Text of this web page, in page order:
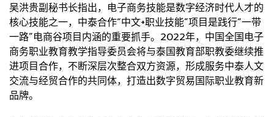
吴洪贵副秘书长指出，电子商务技能是数字经济时代人才的
核心技能之一，中泰合作“中文+职业技能”项目是践行“一带
一路”电商谷项目内涵的重要抓手。2022年，中国全国电子
商务职业教育教学指导委员会将与泰国教育部职教委继续推
进项目合作，不断深层次整合双方资源，形成服务中泰人文
交流与经贸合作的共同体，打造出数字贸易国际职业教育新
品牌。